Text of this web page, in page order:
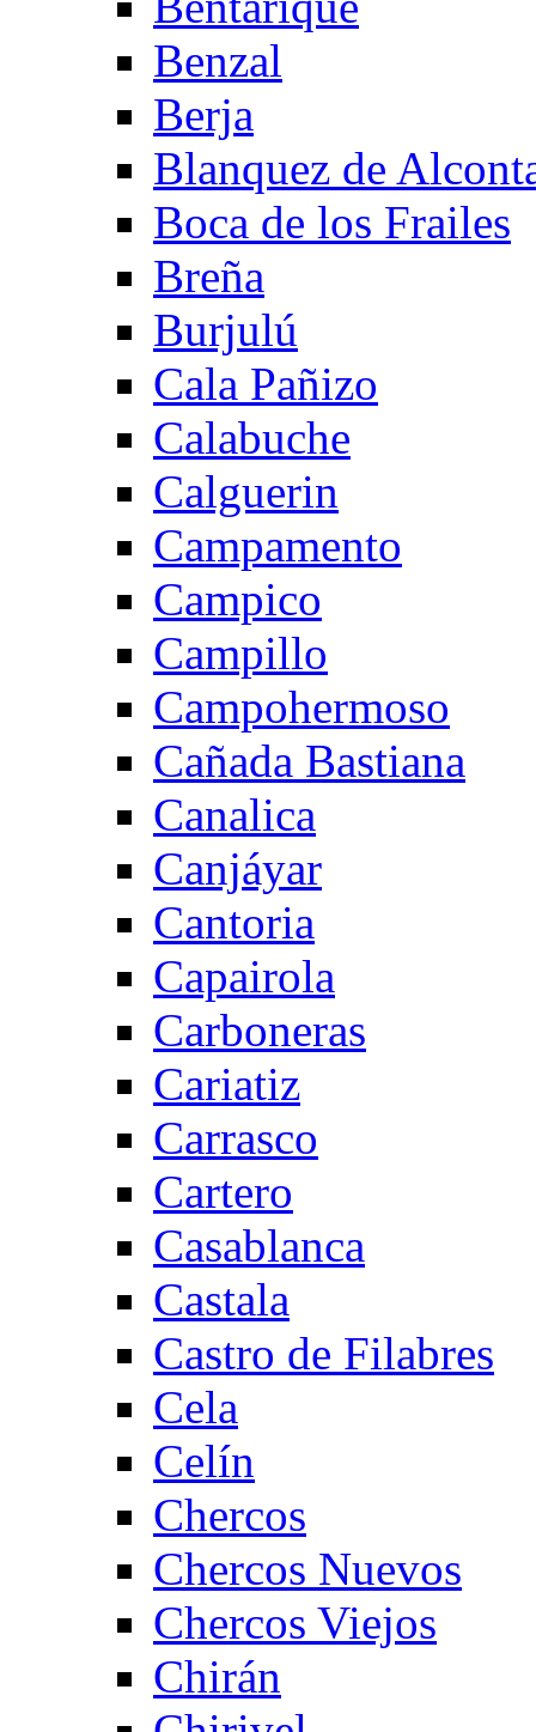
Benzal
Berja
Blanquez de
Boca de los Frailes
Breña
Burjulú
Cala Pañizo
Calabuche
Calguerin
Campamento
Campico
Campillo
Campohermoso
Cañada Bastiana
Canalica
Canjáyar
Cantoria
Capairola
Carboneras
Cariatiz
Carrasco
Cartero
Casablanca
Castala
Castro de Filabres
Cela
Celín
Chercos
Chercos Nuevos
Chercos Viejos
Chirán